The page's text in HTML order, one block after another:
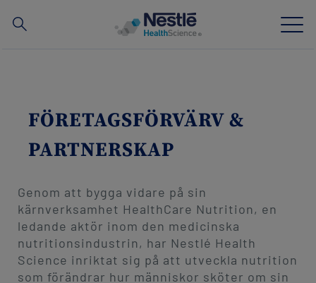
for
Våra anställda
Material och hjälpmedel för sjukvårdspersonal
FÖRETAGSFÖRVÄRV &
PARTNERSKAP
Genom att bygga vidare på sin
kärnverksamhet HealthCare Nutrition, en
ledande aktör inom den medicinska
nutritionsindustrin, har Nestlé Health
Science inriktat sig på att utveckla nutrition
som förändrar hur människor sköter om sin